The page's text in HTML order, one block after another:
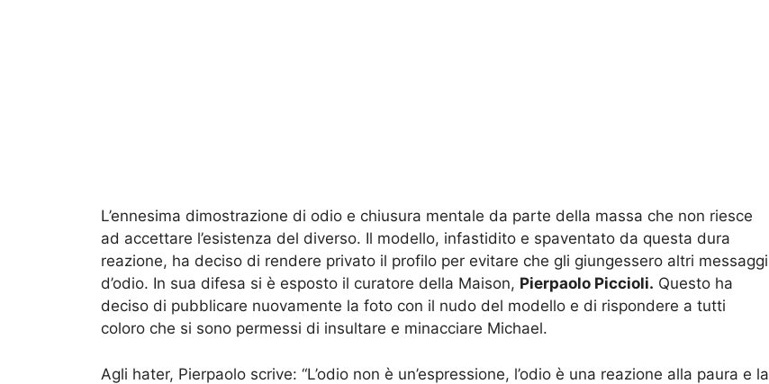
L’ennesima dimostrazione di odio e chiusura mentale da parte della massa che non riesce
ad accettare l’esistenza del diverso. Il modello, infastidito e spaventato da questa dura
reazione, ha deciso di rendere privato il profilo per evitare che gli giungessero altri messaggi
d’odio. In sua difesa si è esposto il curatore della Maison, Pierpaolo Piccioli. Questo ha
deciso di pubblicare nuovamente la foto con il nudo del modello e di rispondere a tutti
coloro che si sono permessi di insultare e minacciare Michael.
Agli hater, Pierpaolo scrive: “L’odio non è un’espressione, l’odio è una reazione alla paura e la